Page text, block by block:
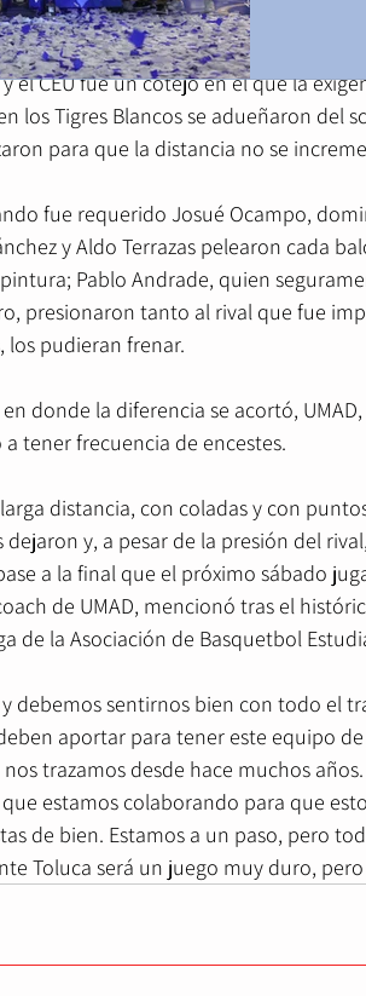
de Basquetbol Estudiantil.
el CEU fue un cotejo en el que la
los Tigres Blancos se adueñaron del
para que la distancia no se
fue requerido Josué Ocampo,
y Aldo Terrazas pelearon cada
Pablo Andrade, quien
presionaron tanto al rival que fue
los pudieran frenar.
donde la diferencia se acortó,
tener frecuencia de encestes.
distancia, con coladas y con
y, a pesar de la presión del
a la final que el próximo sábado
de UMAD, mencionó tras el
de la Asociación de Basquetbol
debemos sentirnos bien con todo el
aportar para tener este equipo
trazamos desde hace muchos
estamos colaborando para que
de bien. Estamos a un paso, pero
Toluca será un juego muy duro,